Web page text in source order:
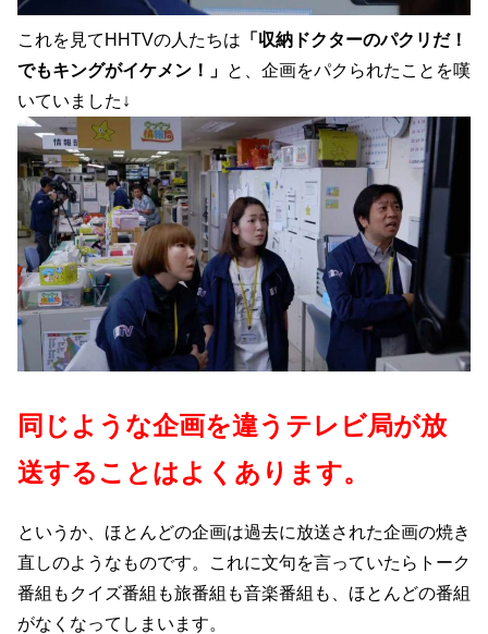
これを見てHHTVの人たちは 「収納ドクターのパクリだ！
でもキングがイケメン！」 と、企画をパクられたことを嘆
いていました↓
同じような企画を違うテレビ局が放
送することはよくあります。
というか、ほとんどの企画は過去に放送された企画の焼き
直しのようなものです。これに文句を言っていたらトーク
番組もクイズ番組も旅番組も音楽番組も、ほとんどの番組
がなくなってしまいます。